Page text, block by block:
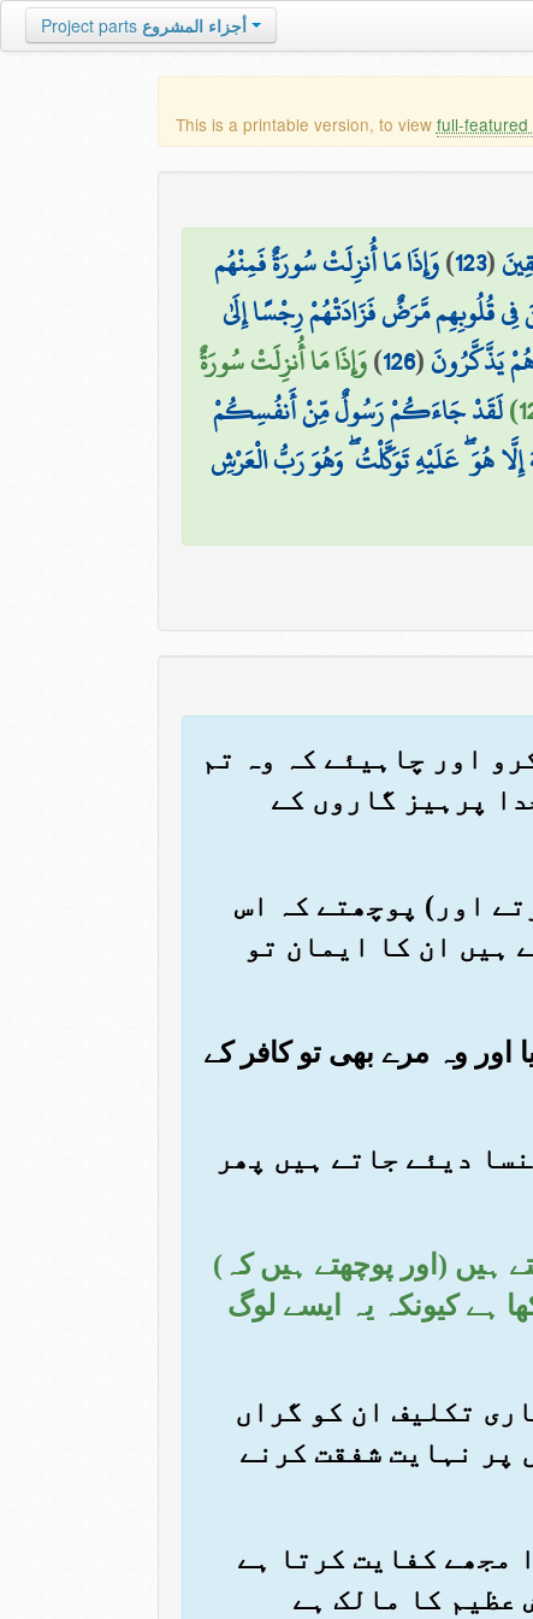
Project parts أجزاء المشروع
This is a printable version, to view full-featured
(
123
)وَإِذَا مَا أُنزِلَتْ سُورَةٌ فَمِنْهُم
فِي قُلُوبِهِم مَّرَضٌ فَزَادَتْهُمْ رِجْسًا إِلَىٰ
هُمْ يَذَّكَّرُونَ(
126
)وَإِذَا مَا أُنزِلَتْ سُورَةٌ
لَقَدْ جَاءَكُمْ رَسُولٌ مِّنْ أَنفُسِكُمْ
إِلَّا هُوَ ۖ عَلَيْهِ تَوَكَّلْتُ ۖ وَهُوَ رَبُّ الْعَرْشِ
اور چاہیئے کہ وہ تم
پرہیز گاروں کے
اور) پوچھتے کہ اس
ہیں ان کا ایمان تو
اور وہ مرے بھی تو کافر کے
دیئے جاتے ہیں پھر
ہیں (اور پوچھتے ہیں کہ)
ہے کیونکہ یہ ایسے لوگ
تکلیف ان کو گراں
پر نہایت شفقت کرنے
مجھے کفایت کرتا ہے
عظیم کا مالک ہے